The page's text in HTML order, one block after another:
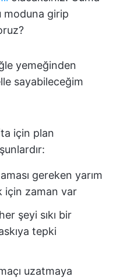
moduna girip
yemeğinden
sayabileceğim
için plan
gereken yarım
için zaman var
şeyi sıkı bir
tepki
uzatmaya